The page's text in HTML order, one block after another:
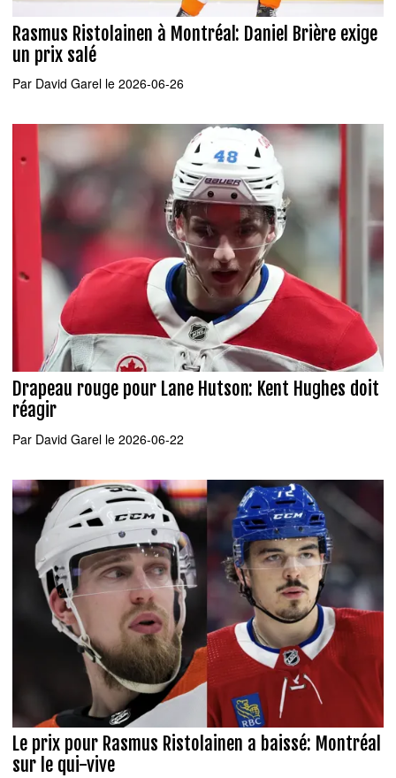
Rasmus Ristolainen à Montréal: Daniel Brière exige
un prix salé
Par David Garel le 2026-06-26
Drapeau rouge pour Lane Hutson: Kent Hughes doit
réagir
Par David Garel le 2026-06-22
Le prix pour Rasmus Ristolainen a baissé: Montréal
sur le qui-vive